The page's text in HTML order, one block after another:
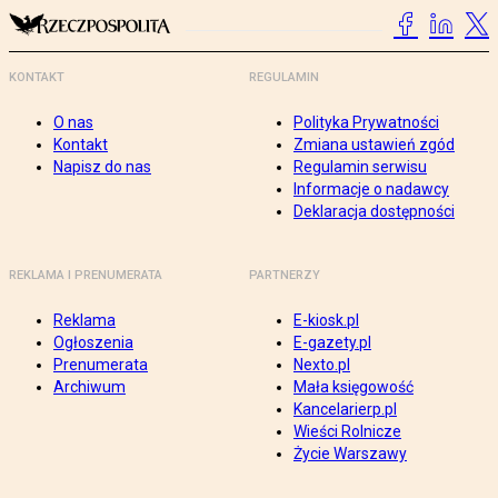
KONTAKT
O nas
Kontakt
Napisz do nas
REGULAMIN
Polityka Prywatności
Zmiana ustawień zgód
Regulamin serwisu
Informacje o nadawcy
Deklaracja dostępności
REKLAMA I PRENUMERATA
Reklama
Ogłoszenia
Prenumerata
Archiwum
PARTNERZY
E-kiosk.pl
E-gazety.pl
Nexto.pl
Mała księgowość
Kancelarierp.pl
Wieści Rolnicze
Życie Warszawy